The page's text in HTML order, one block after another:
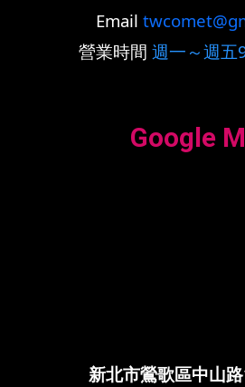
Email
營業時間 週一～週五
Google
新北市鶯歌區中山